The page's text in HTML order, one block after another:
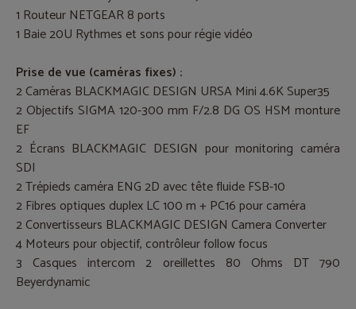
1 Routeur NETGEAR 8 ports
1 Baie 20U Rythmes et sons pour régie vidéo
Prise de vue (caméras fixes) :
2 Caméras BLACKMAGIC DESIGN URSA Mini 4.6K Super35
2 Objectifs SIGMA 120-300 mm F/2.8 DG OS HSM monture
EF
2 Écrans BLACKMAGIC DESIGN pour monitoring caméra
SDI
2 Trépieds caméra ENG 2D avec tête fluide FSB-10
2 Fibres optiques duplex LC 100 m + PC16 pour caméra
2 Convertisseurs BLACKMAGIC DESIGN Camera Converter
4 Moteurs pour objectif, contrôleur follow focus
3 Casques intercom 2 oreillettes 80 Ohms DT 790
Beyerdynamic